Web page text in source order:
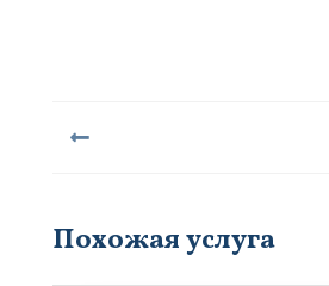
записям
Похожая услуга